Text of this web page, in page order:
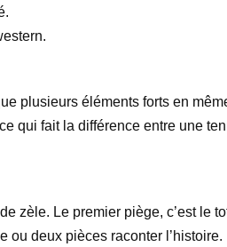
plusieurs éléments forts en
qui fait la différence entre une
zèle. Le premier piège, c’est le
ou deux pièces raconter l’histoire.